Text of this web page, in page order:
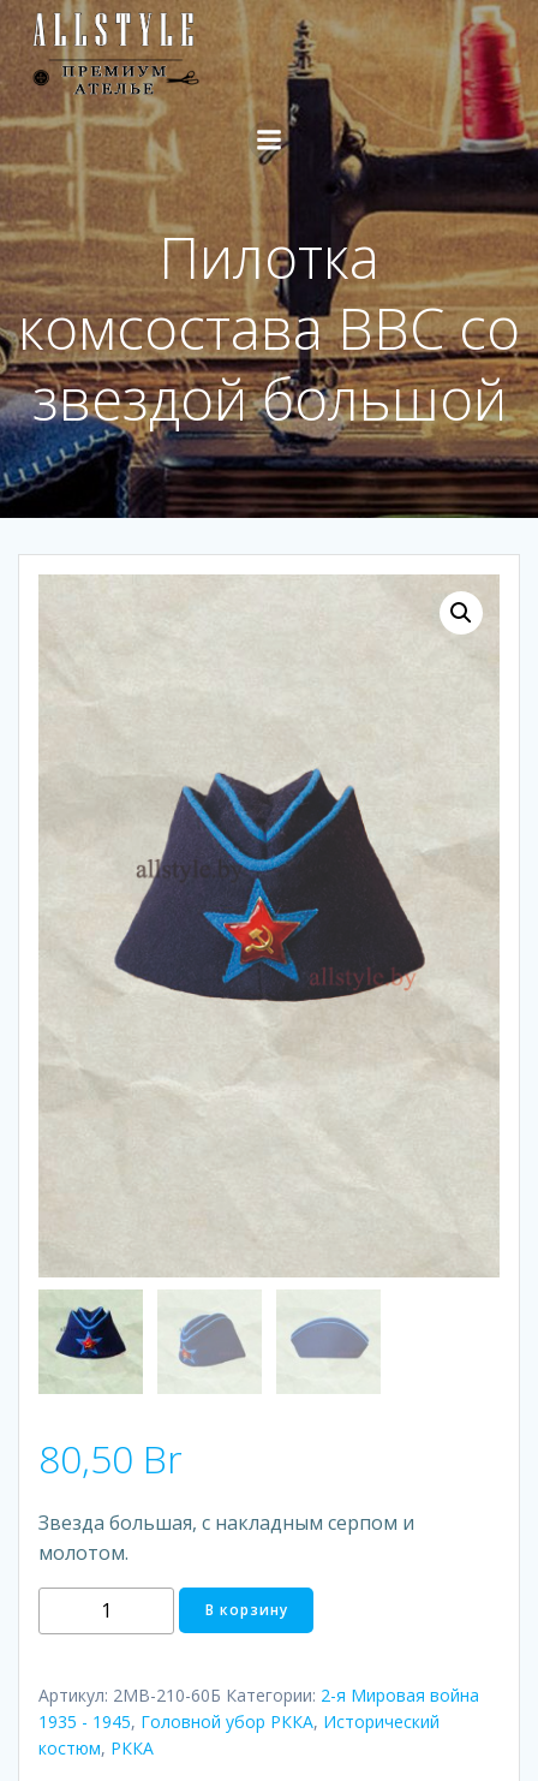
Перейти
содержимому
Пилотка
комсостава ВВС со
звездой большой
80,50 Br
Звезда большая, с накладным серпом и
молотом.
Количество
товара
комсостава
ВВС
со
В корзину
Артикул: 2МВ-210-60Б Категории: 2-я Мировая война
1935 - 1945, Головной убор РККА, Исторический
костюм, РККА